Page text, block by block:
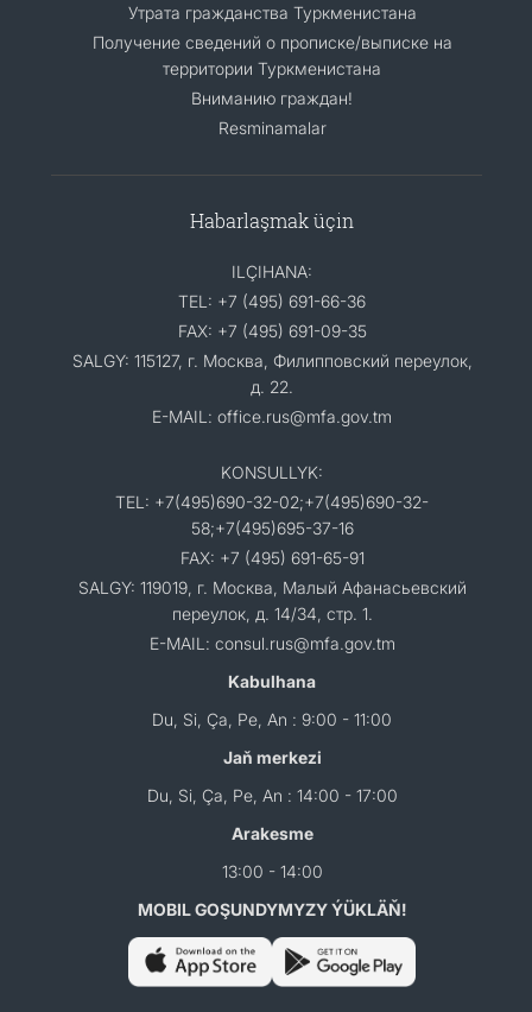
Утрата гражданства Туркменистана
Получение сведений о прописке/выписке на
территории Туркменистана
Вниманию граждан!
Resminamalar
Habarlaşmak üçin
ILÇIHANA:
TEL: +7 (495) 691-66-36
FAX: +7 (495) 691-09-35
SALGY: 115127, г. Москва, Филипповский переулок,
д. 22.
E-MAIL: office.rus@mfa.gov.tm
KONSULLYK:
TEL: +7(495)690-32-02;+7(495)690-32-
58;+7(495)695-37-16
FAX: +7 (495) 691-65-91
SALGY: 119019, г. Москва, Малый Афанасьевский
переулок, д. 14/34, стр. 1.
E-MAIL: consul.rus@mfa.gov.tm
Kabulhana
Du, Si, Ça, Pe, An : 9:00 - 11:00
Jaň merkezi
Du, Si, Ça, Pe, An : 14:00 - 17:00
Arakesme
13:00 - 14:00
MOBIL GOŞUNDYMYZY ÝÜKLÄŇ!